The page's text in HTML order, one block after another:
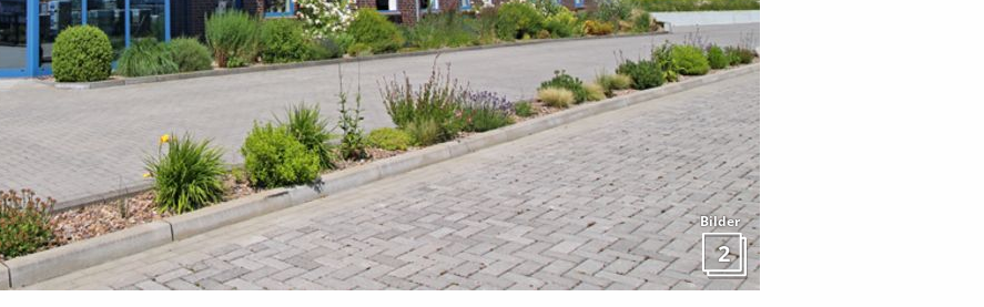
Bilder
2